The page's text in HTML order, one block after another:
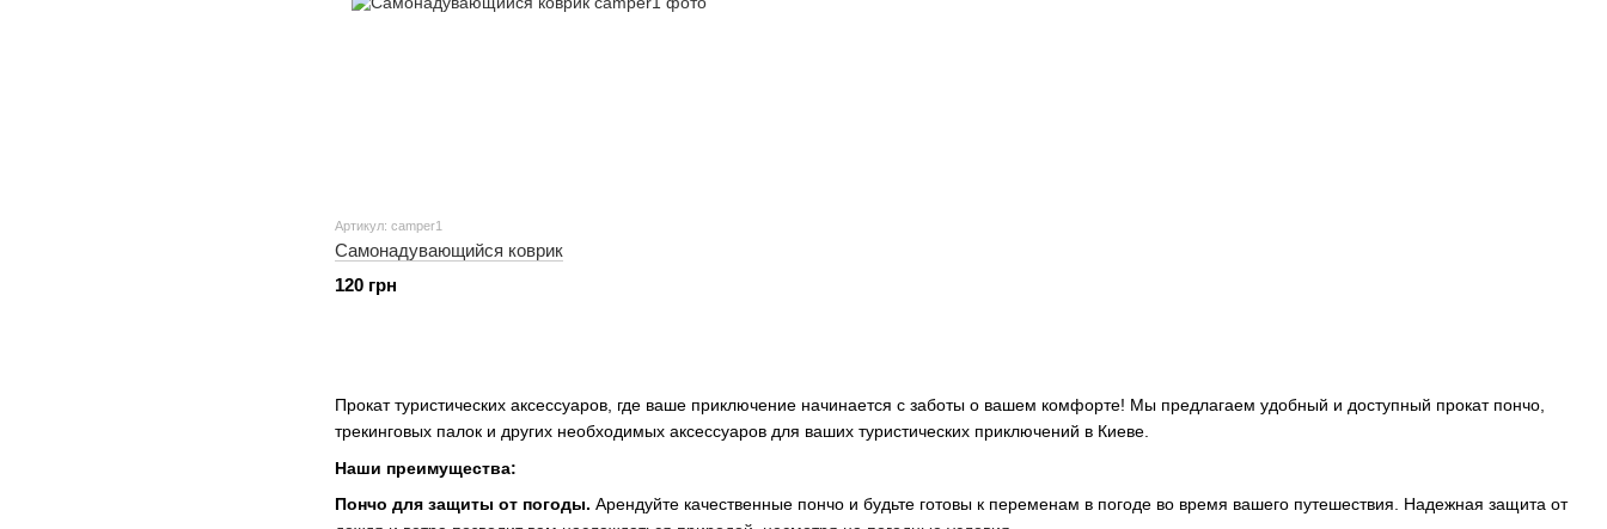
Прокат туристических аксессуаров, где ваше приключение начинается с заботы о вашем комфорте! Мы предлагаем удобный и доступный прокат пончо,
трекинговых палок и других необходимых аксессуаров для ваших туристических приключений в Киеве.
Наши преимущества:
Пончо для защиты от погоды. Арендуйте качественные пончо и будьте готовы к переменам в погоде во время вашего путешествия. Надежная защита от
Артикул: camper1
Самонадувающийся коврик
120 грн